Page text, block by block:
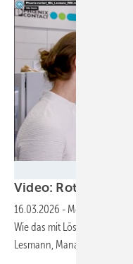
Video:
16.03.2026 - Mehr Ertrag,
Wie das mit Lösungen von
Lesmann, Manager Product